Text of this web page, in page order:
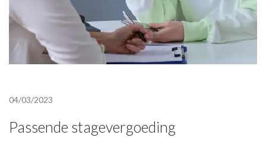
04/03/2023
Passende stagevergoeding